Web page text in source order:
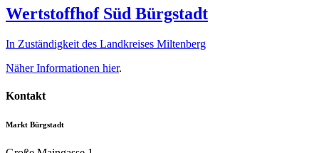
Wertstoffhof Süd Bürgstadt
In Zuständigkeit des Landkreises Miltenberg
Näher Informationen hier.
Kontakt
Markt Bürgstadt